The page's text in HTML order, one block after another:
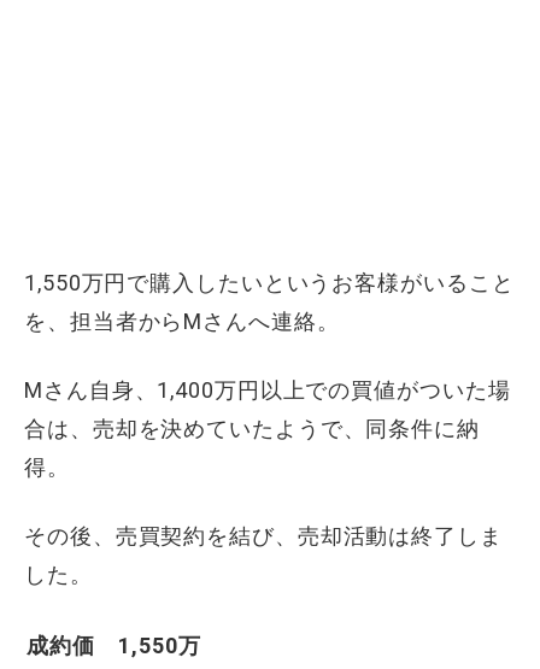
1,550万円で購入したいというお客様がいること
を、担当者からMさんへ連絡。
Mさん自身、1,400万円以上での買値がついた場
合は、売却を決めていたようで、同条件に納
得。
その後、売買契約を結び、売却活動は終了しま
した。
成約価
1,550万